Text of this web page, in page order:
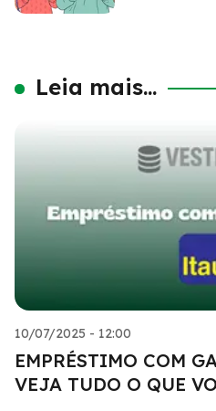
Leia mais...
10/07/2025 - 12:00
EMPRÉSTIMO COM
VEJA TUDO O QUE